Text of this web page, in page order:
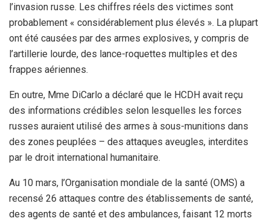
l’invasion russe. Les chiffres réels des victimes sont
probablement « considérablement plus élevés ». La plupart
ont été causées par des armes explosives, y compris de
l’artillerie lourde, des lance-roquettes multiples et des
frappes aériennes.
En outre, Mme DiCarlo a déclaré que le HCDH avait reçu
des informations crédibles selon lesquelles les forces
russes auraient utilisé des armes à sous-munitions dans
des zones peuplées – des attaques aveugles, interdites
par le droit international humanitaire.
Au 10 mars, l’Organisation mondiale de la santé (OMS) a
recensé 26 attaques contre des établissements de santé,
des agents de santé et des ambulances, faisant 12 morts